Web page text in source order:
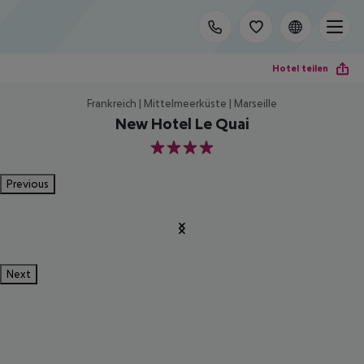
Hotel teilen
Frankreich | Mittelmeerküste | Marseille
New Hotel Le Quai
4
Previous
Next